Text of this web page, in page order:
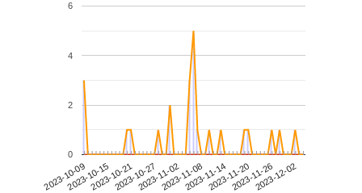
2023-10-092023-10-152023-10-212023-10-272023-11-022023-11-082023-11-142023-11-202023-11-262023-12-02
0
2
4
6